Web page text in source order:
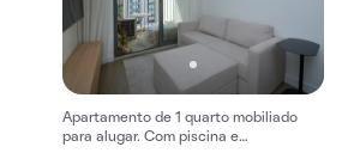
Apartamento de 1 quarto mobiliado
para alugar. Com piscina e